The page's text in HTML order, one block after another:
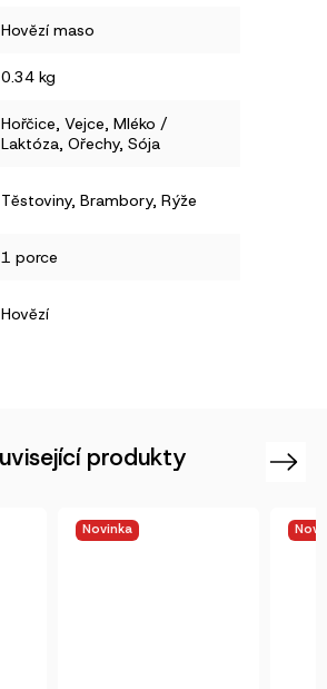
Hovězí maso
0.34 kg
Hořčice, Vejce, Mléko /
Laktóza, Ořechy, Sója
Těstoviny, Brambory, Rýže
1 porce
Hovězí
produkty
Novinka
Next